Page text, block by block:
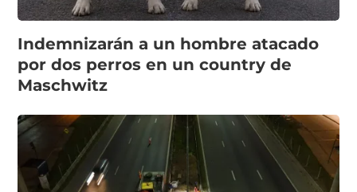
Indemnizarán a un hombre atacado
por dos perros en un country de
Maschwitz